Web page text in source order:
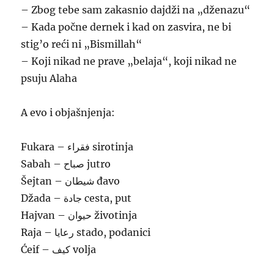
– Zbog tebe sam zakasnio dajdži na „dženazu“
– Kada počne dernek i kad on zasvira, ne bi
stig’o reći ni „Bismillah“
– Koji nikad ne prave „belaja“, koji nikad ne
psuju Alaha
A evo i objašnjenja:
Fukara – فقراء sirotinja
Sabah – صباح jutro
Šejtan – شيطان đavo
Džada – جادة cesta, put
Hajvan – حيوان životinja
Raja – رعايا stado, podanici
Ćeif – كيف volja